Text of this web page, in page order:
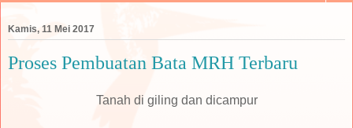
Kamis, 11 Mei 2017
Proses Pembuatan Bata MRH Terbaru
Tanah di giling dan dicampur